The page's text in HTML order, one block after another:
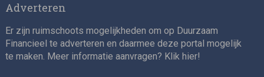
Adverteren
Er zijn ruimschoots mogelijkheden om op Duurzaam
Financieel te adverteren en daarmee deze portal mogelijk
te maken. Meer informatie aanvragen? Klik hier!